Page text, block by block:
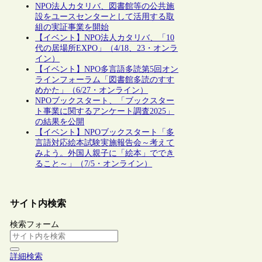
NPO法人カタリバ、図書館等の公共施
設をユースセンターとして活用する取
組の実証事業を開始
【イベント】NPO法人カタリバ、「10
代の居場所EXPO」（4/18、23・オンラ
イン）
【イベント】NPO多言語多読第5回オン
ラインフォーラム「図書館多読のすす
めかた」（6/27・オンライン）
NPOブックスタート、「ブックスター
ト事業に関するアンケート調査2025」
の結果を公開
【イベント】NPOブックスタート「多
言語対応絵本試験実施報告会～考えて
みよう。外国人親子に「絵本」ででき
ること～」（7/5・オンライン）
サイト内検索
検索フォーム
詳細検索